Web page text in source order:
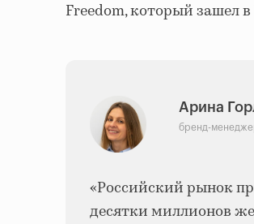
Freedom, который зашел
Арина
бренд-
«Российский рынок
десятки миллионов